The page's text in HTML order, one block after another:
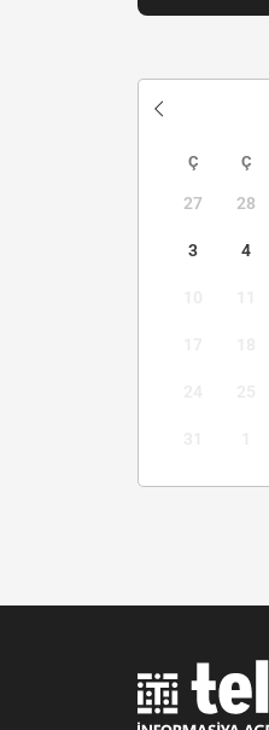
Ç Ç
27 28
3 4